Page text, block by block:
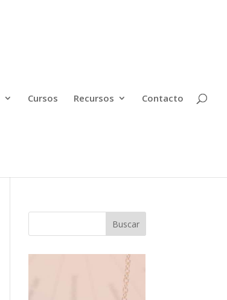
Cursos Recursos Contacto